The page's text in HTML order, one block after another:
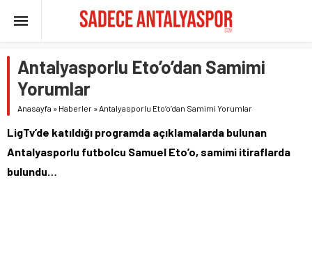
Antalyasporlu Eto’o’dan Samimi
Yorumlar
Anasayfa » Haberler »Antalyasporlu Eto’o’dan Samimi Yorumlar
LigTv’de katıldığı programda açıklamalarda bulunan
Antalyasporlu futbolcu Samuel Eto’o, samimi itiraflarda
bulundu…